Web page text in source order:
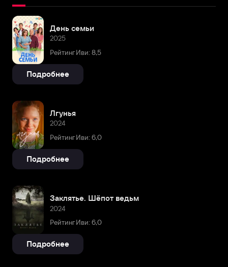
День семьи
2025
Рейтинг Иви: 8,5
Подробнее
Лгунья
2024
Рейтинг Иви: 6,0
Подробнее
Заклятье. Шёпот ведьм
2024
Рейтинг Иви: 6,0
Подробнее